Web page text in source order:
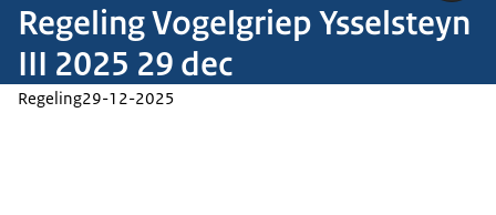
Regeling Vogelgriep Ysselsteyn
III 2025 29 dec
Regeling29-12-2025